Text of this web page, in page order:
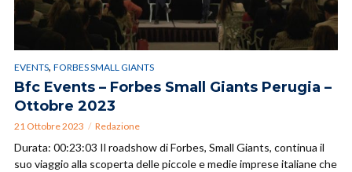
EVENTS, FORBES SMALL GIANTS
Bfc Events – Forbes Small Giants Perugia –
Ottobre 2023
21 Ottobre 2023 Redazione
Durata: 00:23:03 Il roadshow di Forbes, Small Giants, continua il
suo viaggio alla scoperta delle piccole e medie imprese italiane che